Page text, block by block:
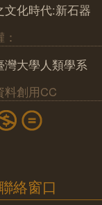
文化時代:新石器
灣大學人類學系
料創用CC
絡窗口